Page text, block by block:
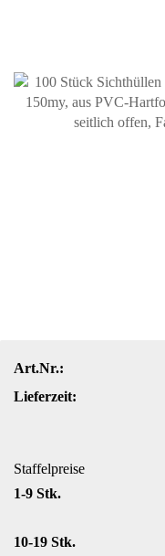
Art.Nr.:
Lieferzeit:
Staffelpreise
1-9 Stk.
10-19 Stk.